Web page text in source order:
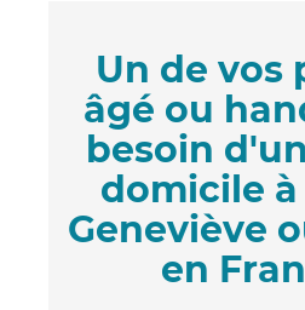
Un de vos
âgé ou
besoin
domicile à
Geneviève
en